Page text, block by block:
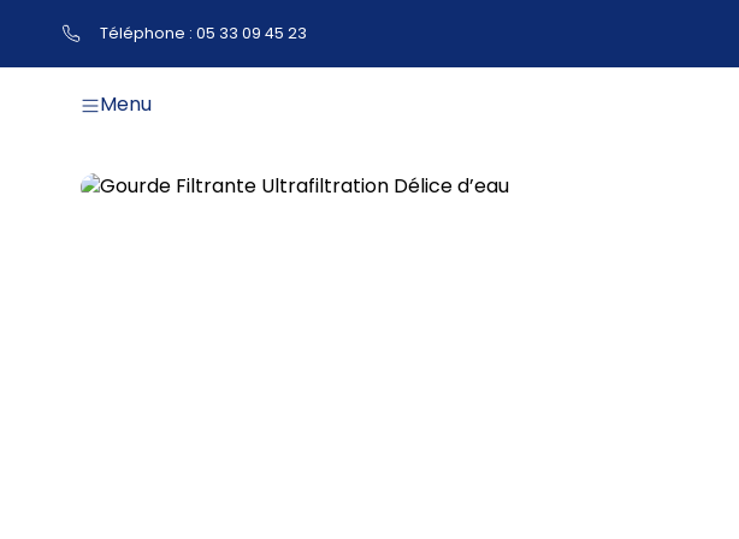
Téléphone : 05 33 09 45 23
Menu